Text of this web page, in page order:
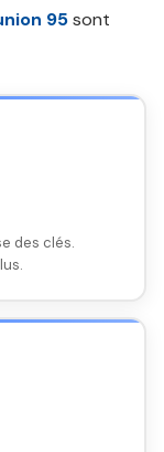
95sont
des clés.